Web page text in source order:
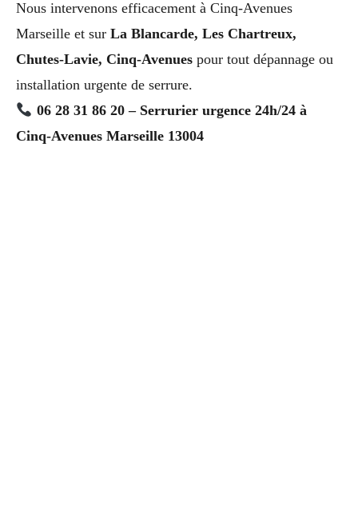
Nous intervenons efficacement à Cinq-Avenues
Marseille et sur La Blancarde, Les Chartreux,
Chutes-Lavie, Cinq-Avenues pour tout dépannage ou
installation urgente de serrure.
06 28 31 86 20 – Serrurier urgence 24h/24 à
Cinq-Avenues Marseille 13004